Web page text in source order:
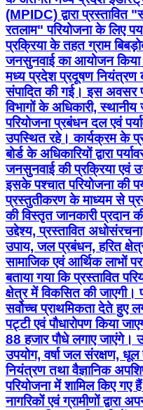
(MPIDC) द्वारा प्रस्तावित
रतलाम" परियोजना के लिए
प्रक्रिया के तहत ग्राम
जनसुनवाई का आयोजन किया
मध्य प्रदेश प्रदूषण नियंत्रण
संपादित की गई। इस अवसर
विभागों के अधिकारी,
परियोजना प्रबंधन दल एवं
उपस्थित रहे। कार्यक्रम के
बोर्ड के अधिकारियों द्वारा
जनसुनवाई की प्रक्रिया एवं
इसके पश्चात परियोजना की
प्रस्तुतीकरण के माध्यम से
की विस्तृत जानकारी प्रदान
उद्देश्य, प्रस्तावित
उपाय, जल प्रबंधन, हरित
सामाजिक एवं आर्थिक लाभों
बताया गया कि प्रस्तावित
क्षेत्र में विकसित की जाएगी।
सर्वोच्च प्राथमिकता देते हुए
पट्टी एवं पौधारोपण किया
88 हजार पौधे लगाए जाएंगे।
उपयोग, वर्षा जल संरक्षण,
नियंत्रण तथा वैज्ञानिक
परियोजना में शामिल किए
नागरिकों एवं ग्रामीणों